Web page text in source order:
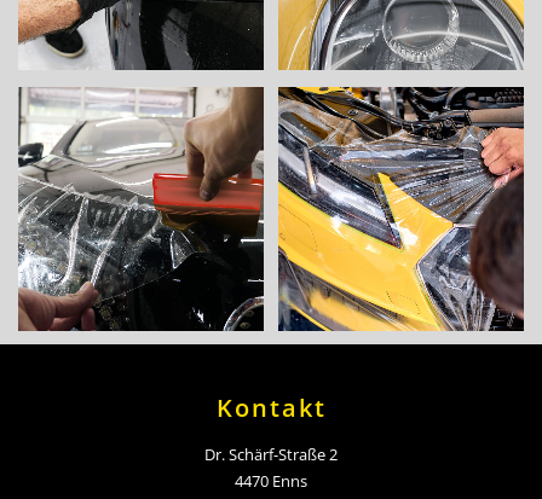
Kontakt
Dr. Schärf-Straße 2
4470 Enns